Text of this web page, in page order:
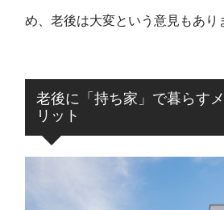
め、老後は大変という意見もあり
老後に「持ち家」で暮らす
リット